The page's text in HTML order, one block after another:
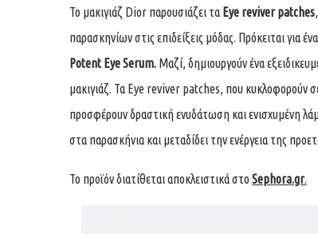
Το μακιγιάζ Dior παρουσιάζει τα Eye reviver patches
παρασκηνίων στις επιδείξεις μόδας. Πρόκειται για
Potent Eye Serum. Μαζί, δημιουργούν ένα
μακιγιάζ. Τα Eye reviver patches, που κυκλοφορούν
προσφέρουν δραστική ενυδάτωση και ενισχυμένη
στα παρασκήνια και μεταδίδει την ενέργεια της
Το προϊόν διατίθεται αποκλειστικά στο Sephora.gr.